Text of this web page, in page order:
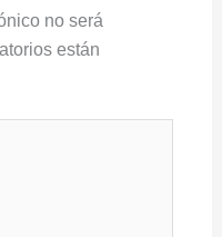
no será
están